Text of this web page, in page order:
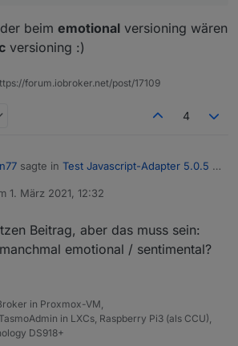
beim emotional versioning wären
versioning :)
forum.iobroker.net/post/17109
4
sagte in Test Javascript-Adapter 5.0.5 -
und nicht ein breakage an
mal wieder beimemotionalversioning
nichtsemanticversioning :)
1. März 2021, 12:32
von
Beitrag, aber das muss sein:
emotional / sentimental?
in Proxmox-VM,
in LXCs, Raspberry Pi3 (als CCU),
DS918+